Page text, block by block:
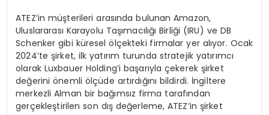
ATEZ’in müşterileri arasında bulunan Amazon,
Uluslararası Karayolu Taşımacılığı Birliği (IRU) ve DB
Schenker gibi küresel ölçekteki firmalar yer alıyor. Ocak
2024’te şirket, ilk yatırım turunda stratejik yatırımcı
olarak Luxbauer Holding’i başarıyla çekerek şirket
değerini önemli ölçüde artırdığını bildirdi. İngiltere
merkezli Alman bir bağımsız firma tarafından
gerçekleştirilen son dış değerleme, ATEZ’in şirket